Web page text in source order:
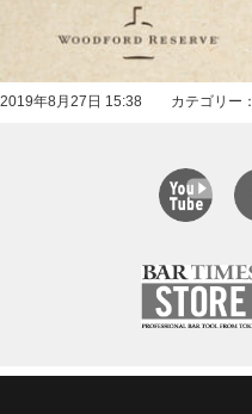
2019年8月27日 15:38 カテゴリー：